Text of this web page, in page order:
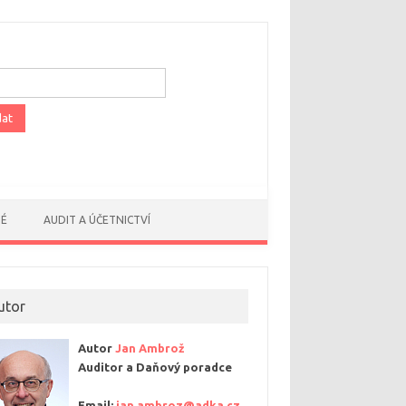
AUDIT A ÚČETNICTVÍ
Autor Jan Ambrož
Auditor a Daňový poradce